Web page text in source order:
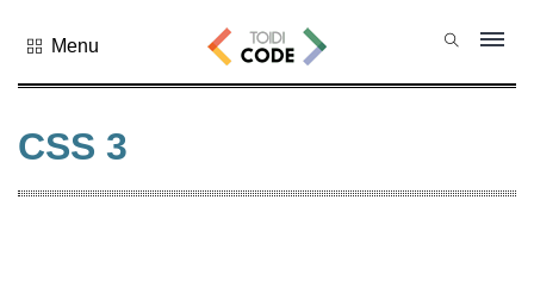
Tất cả
danh mục
PHP
Menu
CSS 3